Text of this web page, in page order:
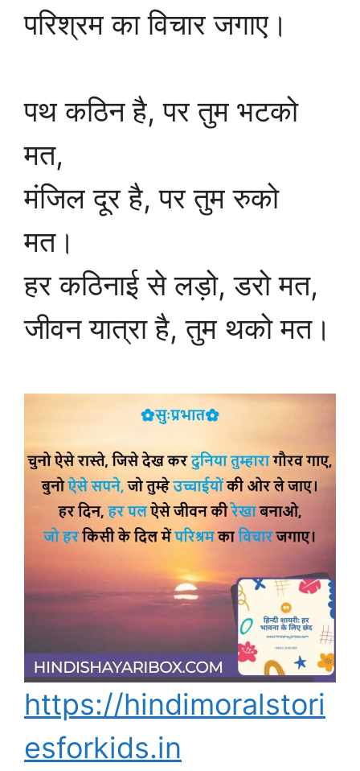
परिश्रम का विचार जगाए।
पथ कठिन है, पर तुम भटको
मत,
मंजिल दूर है, पर तुम रुको
मत।
हर कठिनाई से लड़ो, डरो मत,
जीवन यात्रा है, तुम थको मत।
https://hindimoralstori
esforkids.in